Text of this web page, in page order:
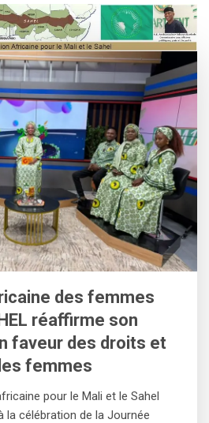
des femmes
réaffirme son
faveur des droits et
femmes
pour le Mali et le Sahel
la célébration de la Journée